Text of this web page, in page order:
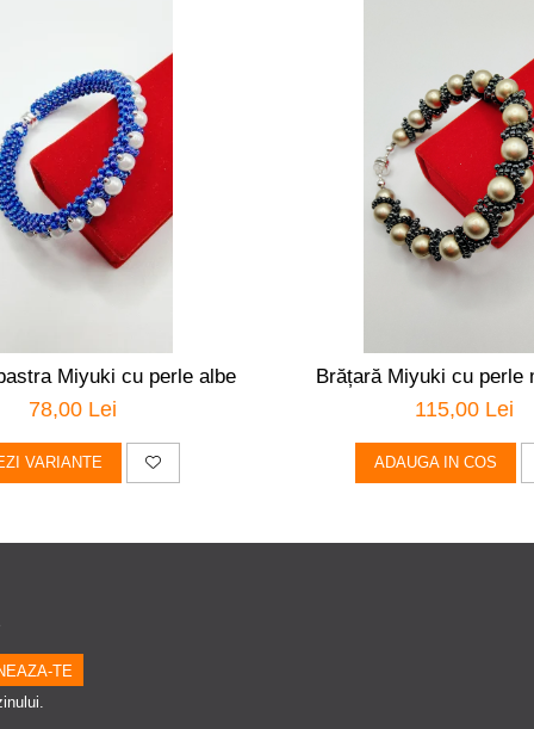
Miyuki cu perle albe
78,00 Lei
VARIANTE
Brățară Miyuki cu perle
115,00 Lei
ADAUGA IN COS